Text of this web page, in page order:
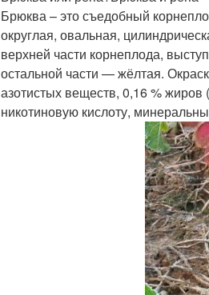
Брюква – это съедобный
округлая, овальная,
верхней части корнеплода,
остальной части — жёлтая.
азотистых веществ, 0,16 % жиров
никотиновую кислоту,